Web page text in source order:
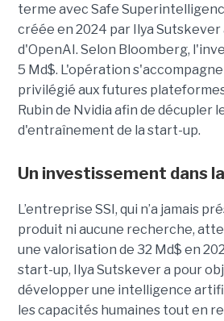
terme avec Safe
créée en 2024 par Ilya
d'OpenAI. Selon Bloomberg,
5 Md$. L'opération
privilégié aux futures
Rubin de Nvidia afin de décupler
d'entraînement de la start-up.
Un investissement dans
L’entreprise SSI, qui n’a jamais
produit ni aucune recherche,
une valorisation de 32 Md$ en
start-up, Ilya Sutskever a pour
développer une intelligence
les capacités humaines tout en